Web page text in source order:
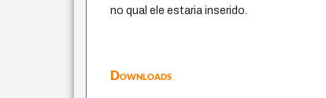
no qual ele estaria inserido.
Downloads